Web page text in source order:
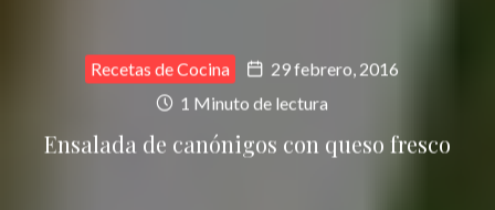
Recetas de Cocina
29 febrero, 2016
1 Minuto de lectura
Ensalada de canónigos con queso fresco